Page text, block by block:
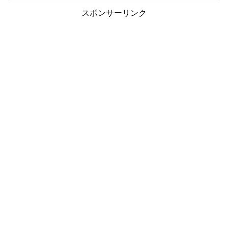
スポンサーリンク